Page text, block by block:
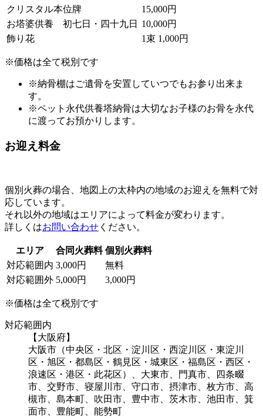
クリスタル本位牌
15,000円
お塔婆供養 初七日・四十九日
10,000円
飾り花
1束 1,000円
※価格は全て税別です
※納骨棚はご遺骨を安置していつでもお参り出来ま
す。
※ペット永代供養塔納骨は大切なお子様のお骨を永代
に渡ってお預かりします。
お迎え料金
個別火葬の場合、地図上の太枠内の地域のお迎えを無料で対
応しています。
それ以外の地域はエリアによって料金が変わります。
詳しくはお問い合わせ ください。
エリア 合同火葬料 個別火葬料
対応範囲内 3,000円
無料
対応範囲外 5,000円 3,000円
※価格は全て税別です
対応範囲内
【大阪府】
大阪市（中央区・北区・淀川区・西淀川区・東淀川
区・旭区・都島区・鶴見区・城東区・福島区・西区・
浪速区・港区・此花区）、大東市、門真市、四条畷
市、交野市、寝屋川市、守口市、摂津市、枚方市、高
槻市、島本町、吹田市、豊中市、茨木市、池田市、箕
面市、豊能町、能勢町